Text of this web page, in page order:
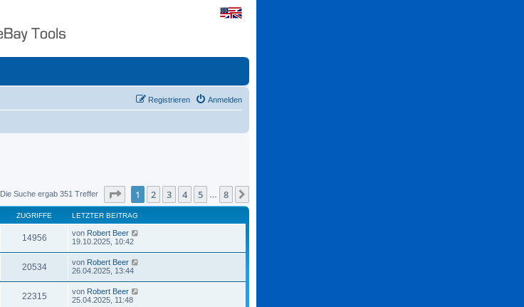
Anmelden
Registrieren
Die Suche ergab 351 Treffer Seite von8
1 2 3 4 5 8
ZUGRIFFE LETZTER BEITRAG
14956 von Robert Beer
19.10.2025, 10:42
20534 von Robert Beer
26.04.2025, 13:44
22315 von Robert Beer
25.04.2025, 11:48